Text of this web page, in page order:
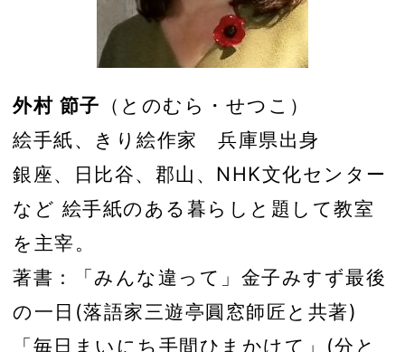
外村 節子 （とのむら・せつこ）
絵手紙、きり絵作家 兵庫県出身
銀座、日比谷、郡山、NHK文化センター
など 絵手紙のある暮らしと題して教室
を主宰。
著書：「みんな違って」金子みすず最後
の一日(落語家三遊亭圓窓師匠と共著)
「毎日まいにち手間ひまかけて」(分と